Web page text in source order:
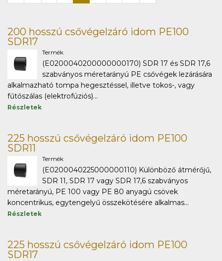
200 hosszú csővégelzáró idom PE100
SDR17
Termék
(E0200040200000000170) SDR 17 és SDR 17,6
szabványos méretarányú PE csővégek lezárására
alkalmazható tompa hegesztéssel, illetve tokos-, vagy
fűtőszálas (elektrofúziós)...
Részletek
225 hosszú csővégelzáró idom PE100
SDR11
Termék
(E0200040225000000110) Különböző átmérőjű,
SDR 11, SDR 17 vagy SDR 17,6 szabványos
méretarányú, PE 100 vagy PE 80 anyagú csövek
koncentrikus, egytengelyű összekötésére alkalmas...
Részletek
225 hosszú csővégelzáró idom PE100
SDR17